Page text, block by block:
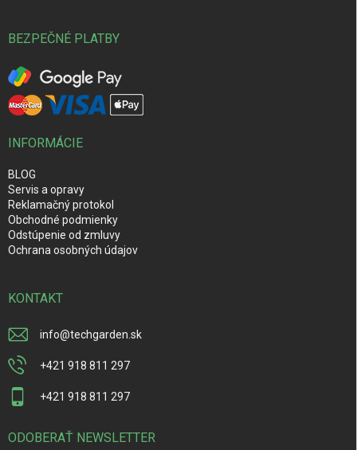
BEZPEČNÉ PLATBY
INFORMÁCIE
BLOG
Servis a opravy
Reklamačný protokol
Obchodné podmienky
Odstúpenie od zmluvy
Ochrana osobných údajov
KONTAKT
info@techgarden.sk
+421 918 811 297
+421 918 811 297
ODOBERAŤ NEWSLETTER